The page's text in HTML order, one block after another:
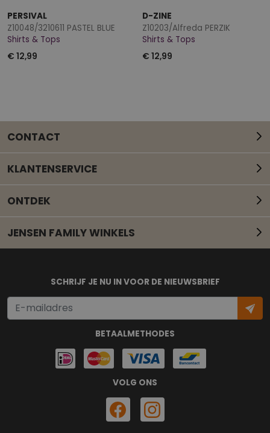
PERSIVAL
Z10048/3210611 PASTEL BLUE
Shirts & Tops
€ 12,99
D-ZINE
Z10203/Alfreda PERZIK
Shirts & Tops
€ 12,99
CONTACT
Mail onze klantenservice
KLANTENSERVICE
ONTDEK
JENSEN FAMILY WINKELS
BETAALMETHODES
SCHRIJF JE NU IN VOOR DE NIEUWSBRIEF
VOLG ONS